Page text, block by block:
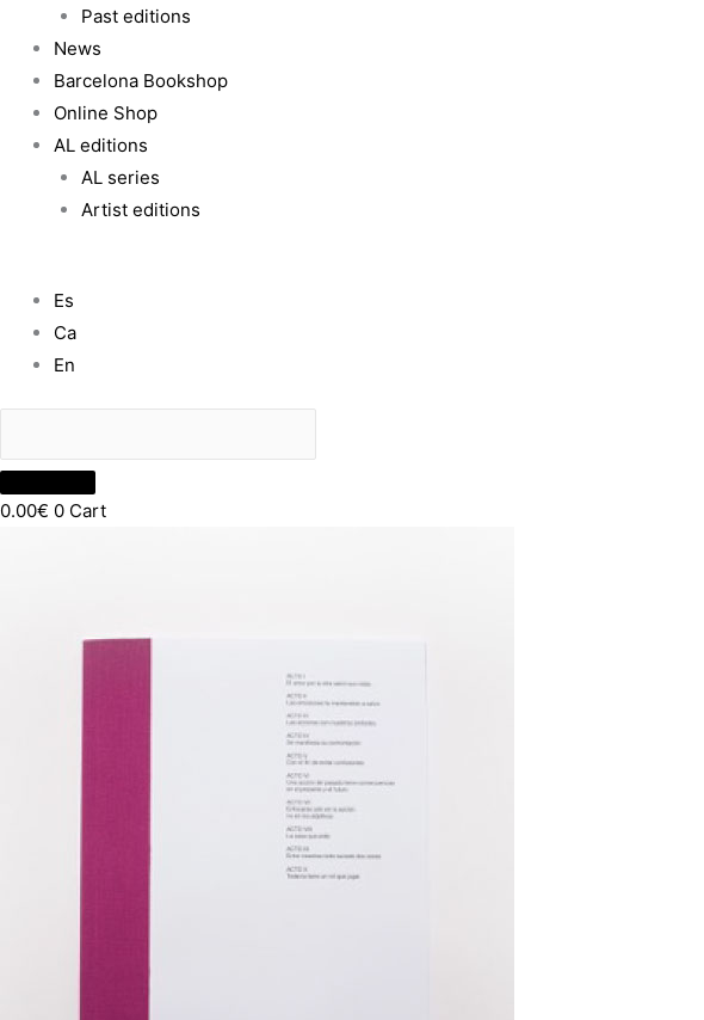
Past editions
News
Barcelona Bookshop
Online Shop
AL editions
AL series
Artist editions
Es
Ca
En
0.00€ 0 Cart